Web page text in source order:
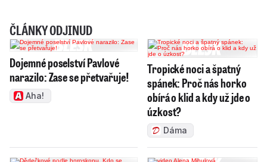
ČLÁNKY ODJINUD
Dojemné poselství Pavlové
narazilo: Zase se přetvařuje!
Aha!
Tropické noci a špatný
spánek: Proč nás horko
obírá o klid a kdy už jde o
úzkost?
Dáma